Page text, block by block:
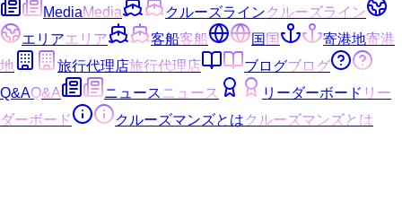
MediaMedia クルーズラインクルーズライン
エリアエリア 客船客船 国国 寄港地寄港
地
旅行代理店旅行代理店 ブログブログ
Q&AQ&A ニュース ニュース リーダーボード リー
ダーボード
クルーズマンズとはクルーズマンズとは